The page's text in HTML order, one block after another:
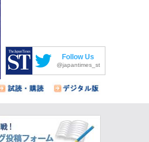
Follow Us
@japantimes_st